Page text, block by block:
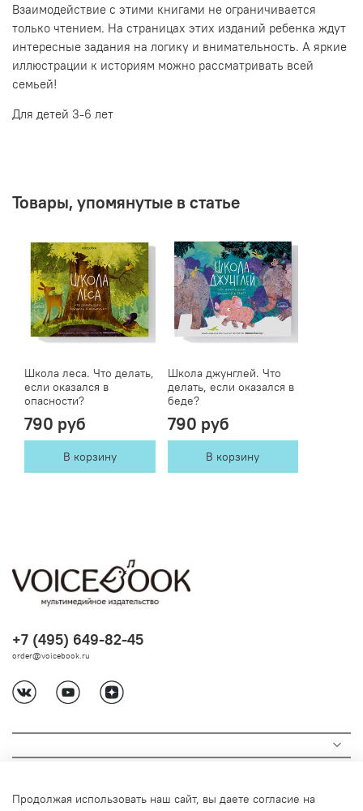
Взаимодействие с этими книгами не ограничивается
только чтением. На страницах этих изданий ребенка ждут
интересные задания на логику и внимательность. А яркие
иллюстрации к историям можно рассматривать всей
семьей!
Для детей 3-6 лет
Товары, упомянутые в статье
Школа леса. Что делать,
если оказался в
опасности?
790 руб
В корзину
Школа джунглей. Что
делать, если оказался в
беде?
790 руб
В корзину
+7 (495) 649-82-45
order@voicebook.ru
Продолжая использовать наш сайт, вы даете согласие на